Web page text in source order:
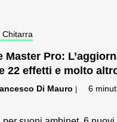
Chitarra
Master Pro:
22 effetti e molto
Di Mauro 6